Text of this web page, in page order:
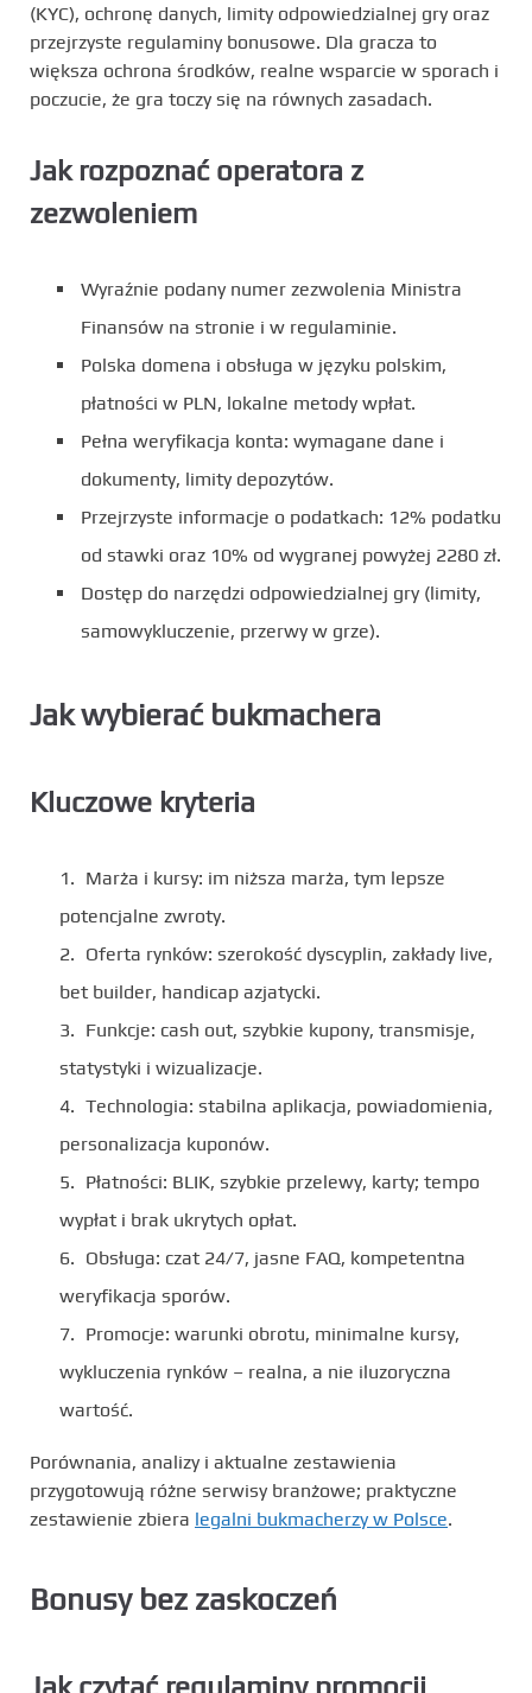
(KYC), ochronę danych, limity odpowiedzialnej gry oraz
przejrzyste regulaminy bonusowe. Dla gracza to
większa ochrona środków, realne wsparcie w sporach i
poczucie, że gra toczy się na równych zasadach.
Jak rozpoznać operatora z
zezwoleniem
Wyraźnie podany numer zezwolenia Ministra
Finansów na stronie i w regulaminie.
Polska domena i obsługa w języku polskim,
płatności w PLN, lokalne metody wpłat.
Pełna weryfikacja konta: wymagane dane i
dokumenty, limity depozytów.
Przejrzyste informacje o podatkach: 12% podatku
od stawki oraz 10% od wygranej powyżej 2280 zł.
Dostęp do narzędzi odpowiedzialnej gry (limity,
samowykluczenie, przerwy w grze).
Jak wybierać bukmachera
Kluczowe kryteria
Marża i kursy: im niższa marża, tym lepsze
potencjalne zwroty.
Oferta rynków: szerokość dyscyplin, zakłady live,
bet builder, handicap azjatycki.
Funkcje: cash out, szybkie kupony, transmisje,
statystyki i wizualizacje.
Technologia: stabilna aplikacja, powiadomienia,
personalizacja kuponów.
Płatności: BLIK, szybkie przelewy, karty; tempo
wypłat i brak ukrytych opłat.
Obsługa: czat 24/7, jasne FAQ, kompetentna
weryfikacja sporów.
Promocje: warunki obrotu, minimalne kursy,
wykluczenia rynków – realna, a nie iluzoryczna
wartość.
Porównania, analizy i aktualne zestawienia
przygotowują różne serwisy branżowe; praktyczne
zestawienie zbiera legalni bukmacherzy w Polsce.
Bonusy bez zaskoczeń
Jak czytać regulaminy promocji